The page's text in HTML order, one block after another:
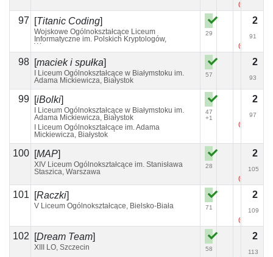
(+5)
97 [Titanic Coding]
Wojskowe Ogólnokształcące Liceum
Informatyczne im. Polskich Kryptologów,
Warszawa
29
(+2)
2
91
98 [maciek i spułka]
I Liceum Ogólnokształcące w Białymstoku im.
Adama Mickiewicza, Białystok
57
2
93
99 [iBolki]
I Liceum Ogólnokształcące w Białymstoku im.
Adama Mickiewicza, Białystok
I Liceum Ogólnokształcące im. Adama
Mickiewicza, Białystok
47
+1
(+7)
2
97
100 [MAP]
XIV Liceum Ogólnokształcące im. Stanisława
Staszica, Warszawa
28
(+4)
2
105
101 [Raczki]
V Liceum Ogólnokształcące, Bielsko-Biała
71
(+3)
2
109
102 [Dream Team]
XIII LO, Szczecin
58
2
113